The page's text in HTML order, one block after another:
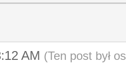
AM (Ten post był